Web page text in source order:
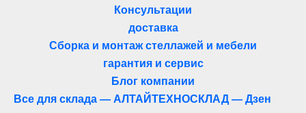
Консультации
доставка
Сборка и монтаж стеллажей и мебели
гарантия и сервис
Блог компании
Все для склада — АЛТАЙТЕХНОСКЛАД — Дзен